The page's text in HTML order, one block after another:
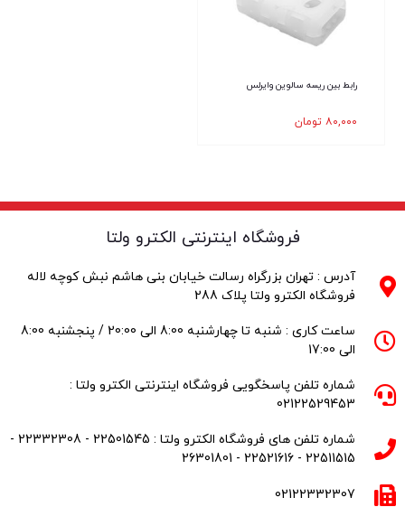
رابط بین ریسه سالوین وایرلس
۸۰,۰۰۰ تومان
فروشگاه اینترنتی الکترو ولتا
آدرس : تهران بزرگراه رسالت خیابان بنی هاشم نبش کوچه لاله
فروشگاه الکترو ولتا پلاک 288
ساعت کاری : شنبه تا چهارشنبه 8:00 الی 20:00 / پنجشنبه 8:00
الی 17:00
شماره تلفن پاسخگویی فروشگاه اینترنتی الکترو ولتا :
02122529453
شماره تلفن های فروشگاه الکترو ولتا : 22501545 - 22332308 -
22511515 - 22521616 - 26301801
02122332307